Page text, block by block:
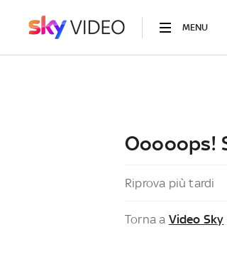
MENU
Ooooops!
Riprova più tardi
Torna a Video Sky